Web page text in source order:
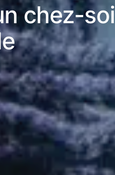
chez-soi